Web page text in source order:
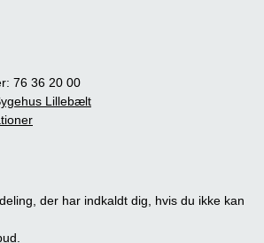
76 36 20 00
Lillebælt
der har indkaldt dig, hvis du ikke kan
.